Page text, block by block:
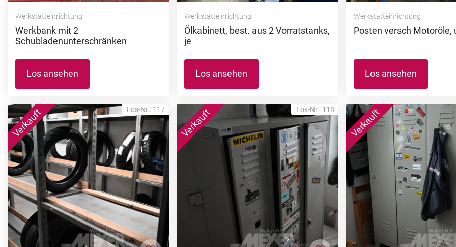
Werkstatteinrichtung
Werkbank mit 2
Schubladenunterschränken
Los ansehen
Werkstatteinrichtung
Ölkabinett, best. aus 2 Vorratstanks,
je
Los ansehen
Werkstatteinrichtung
Posten versch Motoröle,
Los ansehen
Los-Nr.: 117 Los-Nr.: 118